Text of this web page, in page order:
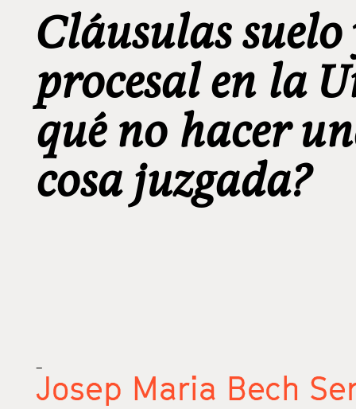
Cláusulas
procesal en la
qué no hacer
cosa juzgada?
_
Josep Maria Bech